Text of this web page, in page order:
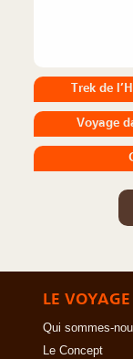
Voyage
LE
Qui sommes-
Le Concept